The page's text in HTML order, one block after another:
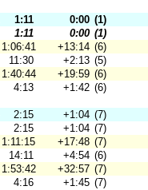
1:11 0:00 (1)
1:11 0:00 (1)
1:06:41
+13:14 (6)
11:30
+2:13 (5)
1:40:44
+19:59 (6)
4:13
+1:42 (6)
2:15 +1:04 (7)
2:15 +1:04 (7)
1:11:15
+17:48 (7)
14:11
+4:54 (6)
1:53:42
+32:57 (7)
4:16
+1:45 (7)